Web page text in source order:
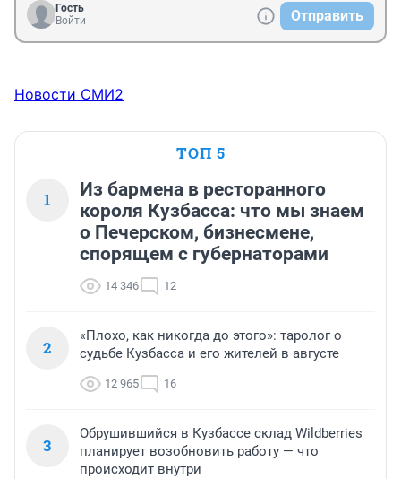
Гость
Войти
Отправить
Новости СМИ2
ТОП 5
1
Из бармена в ресторанного
короля Кузбасса: что мы знаем
о Печерском, бизнесмене,
спорящем с губернаторами
14 346 12
2
«Плохо, как никогда до этого»: таролог о
судьбе Кузбасса и его жителей в августе
12 965 16
3
Обрушившийся в Кузбассе склад Wildberries
планирует возобновить работу — что
происходит внутри